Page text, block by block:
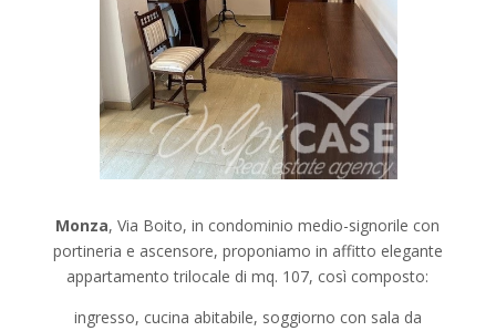
Monza, Via Boito, in condominio medio-signorile con
portineria e ascensore, proponiamo in affitto elegante
appartamento trilocale di mq. 107, così composto:
ingresso, cucina abitabile, soggiorno con sala da